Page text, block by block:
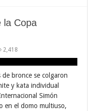
la Copa
2,418
de bronce se colgaron
y kata individual
Simón
en el domo multiuso,